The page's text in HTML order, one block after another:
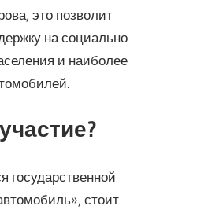
это позволит
на социально
и наиболее
государственной
стоит